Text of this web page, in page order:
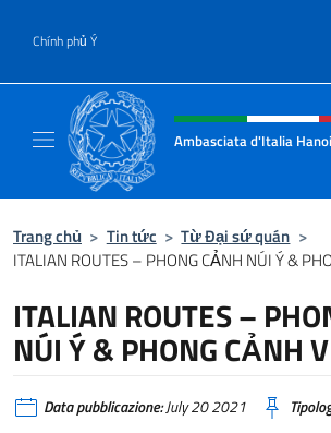
Chính phủ Ý
Header, social and
Ambasciata d'Italia Hanoi
Trang chủ > Tin tức > Từ Đại sứ quán >
ITALIAN ROUTES – PHONG CẢNH NÚI Ý &
ITALIAN ROUTES –
NÚI Ý & PHONG CẢNH
Data pubblicazione:July 20 2021